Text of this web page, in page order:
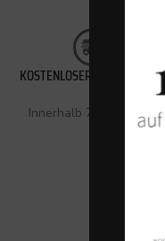
KOSTENLOSER VERSAND (CH)
Innerhalb 72 Stunden.